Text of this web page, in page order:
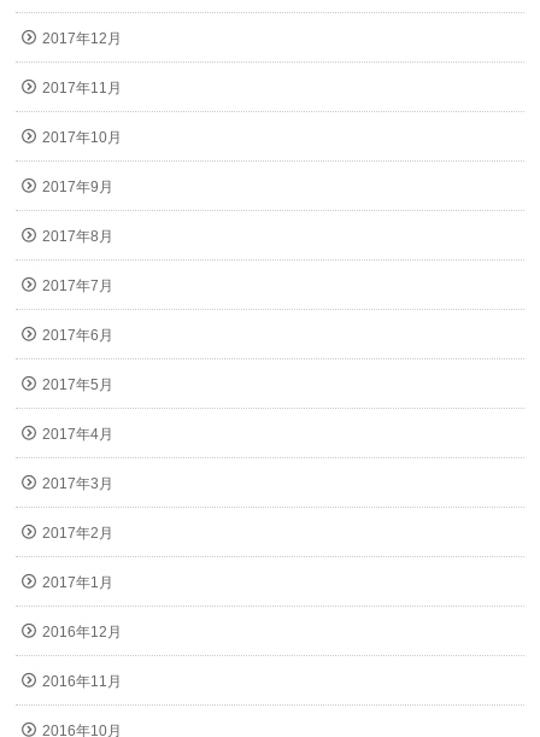
2017年12月
2017年11月
2017年10月
2017年9月
2017年8月
2017年7月
2017年6月
2017年5月
2017年4月
2017年3月
2017年2月
2017年1月
2016年12月
2016年11月
2016年10月